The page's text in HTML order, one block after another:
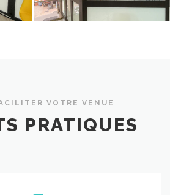
VOTRE VENUE
PRATIQUES